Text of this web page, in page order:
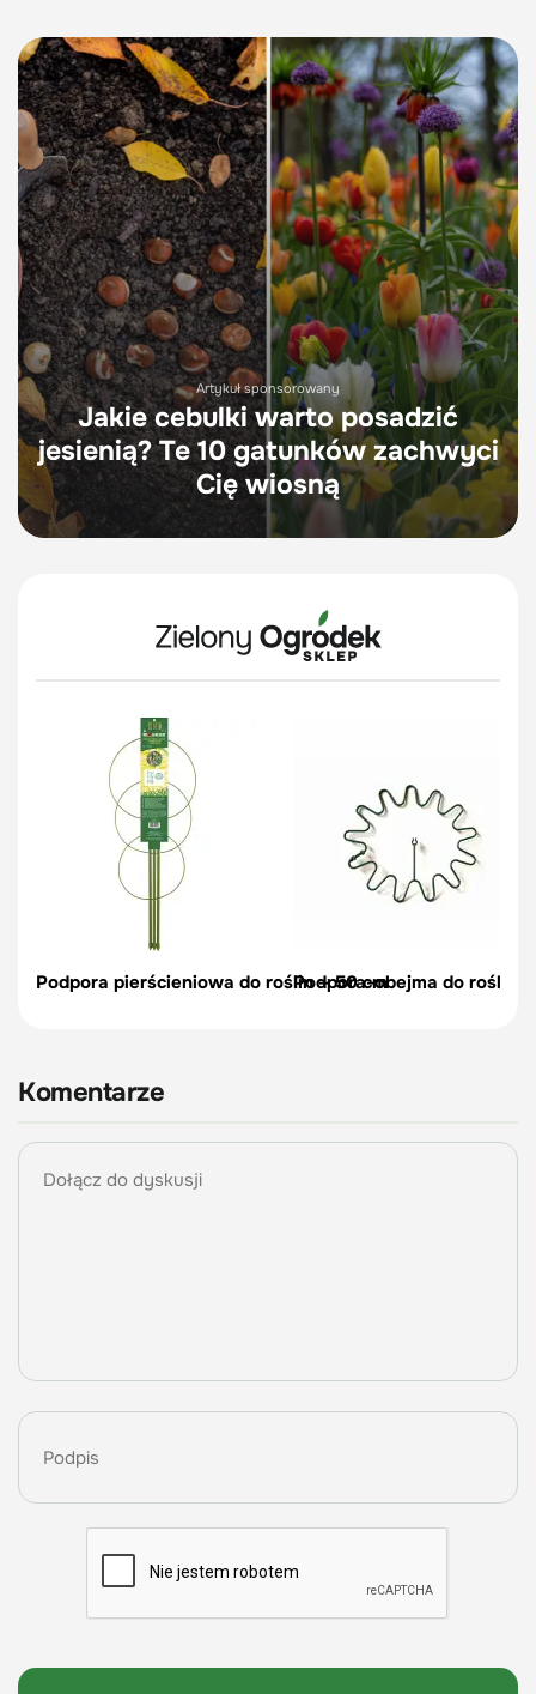
Artykuł sponsorowany
Jakie cebulki warto posadzić
jesienią? Te 10 gatunków zachwyci
Cię wiosną
Podpora pierścieniowa do roślin – 50 cmPodpora-obejma do roślin,
Komentarze